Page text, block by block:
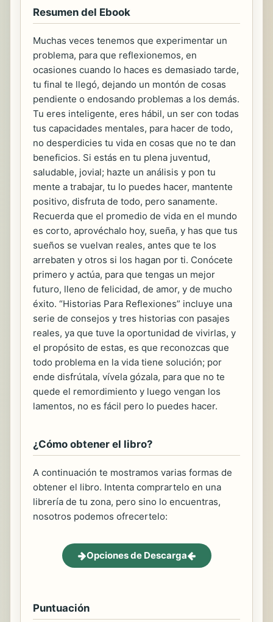
Resumen del Ebook
Muchas veces tenemos que experimentar un
problema, para que reflexionemos, en
ocasiones cuando lo haces es demasiado tarde,
tu final te llegó, dejando un montón de cosas
pendiente o endosando problemas a los demás.
Tu eres inteligente, eres hábil, un ser con todas
tus capacidades mentales, para hacer de todo,
no desperdicies tu vida en cosas que no te dan
beneficios. Si estás en tu plena juventud,
saludable, jovial; hazte un análisis y pon tu
mente a trabajar, tu lo puedes hacer, mantente
positivo, disfruta de todo, pero sanamente.
Recuerda que el promedio de vida en el mundo
es corto, aprovéchalo hoy, sueña, y has que tus
sueños se vuelvan reales, antes que te los
arrebaten y otros si los hagan por ti. Conócete
primero y actúa, para que tengas un mejor
futuro, lleno de felicidad, de amor, y de mucho
éxito. “Historias Para Reflexiones” incluye una
serie de consejos y tres historias con pasajes
reales, ya que tuve la oportunidad de vivirlas, y
el propósito de estas, es que reconozcas que
todo problema en la vida tiene solución; por
ende disfrútala, vívela gózala, para que no te
quede el remordimiento y luego vengan los
lamentos, no es fácil pero lo puedes hacer.
¿Cómo obtener el libro?
A continuación te mostramos varias formas de
obtener el libro. Intenta comprartelo en una
librería de tu zona, pero sino lo encuentras,
nosotros podemos ofrecertelo:
Opciones de Descarga
Puntuación